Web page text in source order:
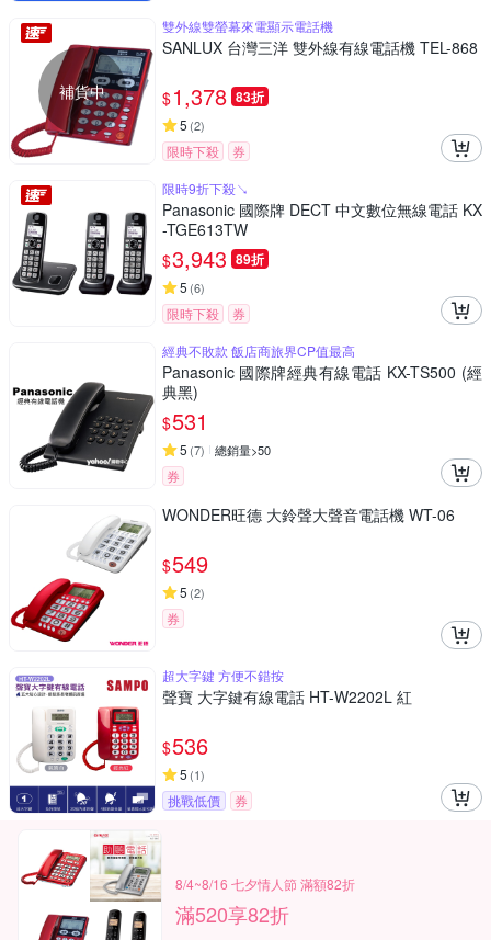
補貨中
雙外線雙螢幕來電顯示電話機
SANLUX 台灣三洋 雙外線有線電話機 TEL-868
$1,378 83折
5 (2)
限時下殺
券
限時9折下殺↘
Panasonic 國際牌 DECT 中文數位無線電話 KX
-TGE613TW
$3,943 89折
5 (6)
限時下殺
券
經典不敗款 飯店商旅界CP值最高
Panasonic 國際牌經典有線電話 KX-TS500 (經
典黑)
$531
5 (7) 總銷量>50
券
WONDER旺德 大鈴聲大聲音電話機 WT-06
$549
5 (2)
券
超大字鍵 方便不錯按
聲寶 大字鍵有線電話 HT-W2202L 紅
$536
5 (1)
挑戰低價 券
8/4~8/16 七夕情人節 滿額82折
滿520享82折